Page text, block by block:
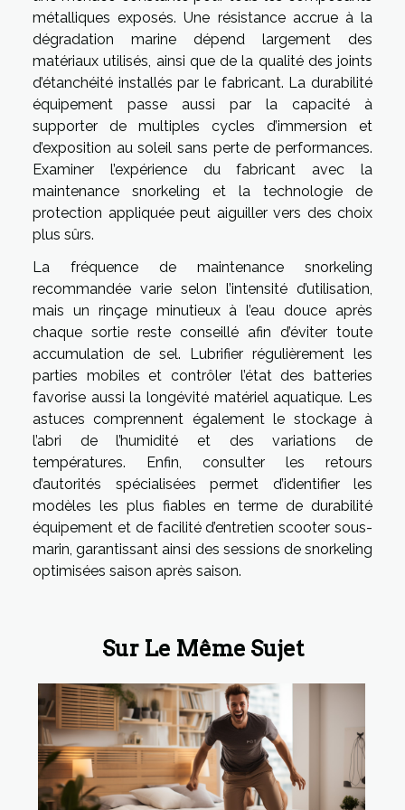
métalliques exposés. Une résistance accrue à la
dégradation marine dépend largement des
matériaux utilisés, ainsi que de la qualité des joints
d’étanchéité installés par le fabricant. La durabilité
équipement passe aussi par la capacité à
supporter de multiples cycles d’immersion et
d’exposition au soleil sans perte de performances.
Examiner l’expérience du fabricant avec la
maintenance snorkeling et la technologie de
protection appliquée peut aiguiller vers des choix
plus sûrs.
La fréquence de maintenance snorkeling
recommandée varie selon l’intensité d’utilisation,
mais un rinçage minutieux à l’eau douce après
chaque sortie reste conseillé afin d’éviter toute
accumulation de sel. Lubrifier régulièrement les
parties mobiles et contrôler l’état des batteries
favorise aussi la longévité matériel aquatique. Les
astuces comprennent également le stockage à
l’abri de l’humidité et des variations de
températures. Enfin, consulter les retours
d’autorités spécialisées permet d’identifier les
modèles les plus fiables en terme de durabilité
équipement et de facilité d’entretien scooter sous-
marin, garantissant ainsi des sessions de snorkeling
optimisées saison après saison.
Sur Le Même Sujet